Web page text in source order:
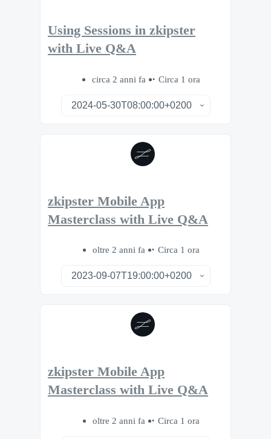
Using Sessions in zkipster
with Live Q&A
circa 2 anni fa Circa 1 ora
zkipster Mobile App
Masterclass with Live Q&A
oltre 2 anni fa Circa 1 ora
zkipster Mobile App
Masterclass with Live Q&A
oltre 2 anni fa Circa 1 ora